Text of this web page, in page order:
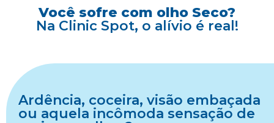
Você sofre com olho Seco?
Na Clinic Spot, o alívio é real!
Ardência, coceira, visão embaçada
ou aquela incômoda sensação de